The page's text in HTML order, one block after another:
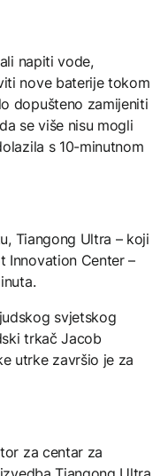
napiti vode,
nove baterije tokom
dopušteno zamijeniti
se više nisu mogli
s 10-minutnom
Tiangong Ultra – koji
Innovation Center –
svjetskog
trkač Jacob
utrke završio je za
za centar za